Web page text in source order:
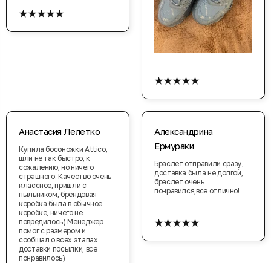
★★★★★
★★★★★
Анастасия Лелетко
Купила босоножки Attico,
шли не так быстро, к
сожалению, но ничего
страшного. Качество очень
классное, пришли с
пыльником, брендовая
коробка была в обычное
коробке, ничего не
повредилось) Менеджер
помог с размером и
сообщал о всех этапах
доставки посылки, все
понравилось)
Александрина
Ермураки
Браслет отправили сразу,
доставка была не долгой,
браслет очень
понравился,все отлично!
★★★★★